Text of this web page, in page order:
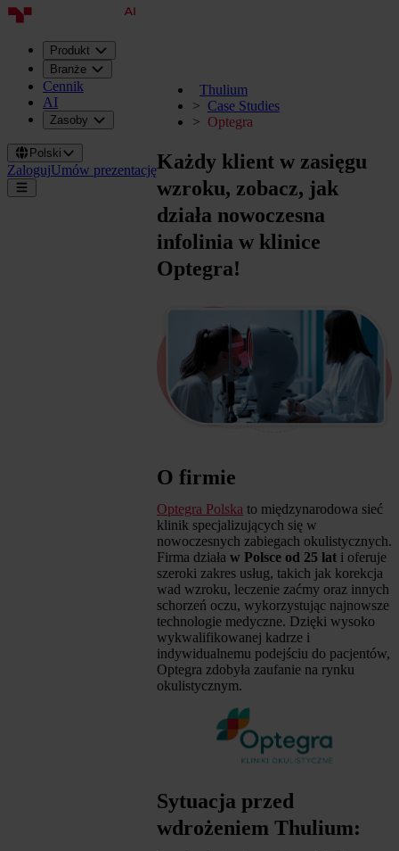
Produkt
Branże
Cennik
AI
Zasoby
Polski
ZalogujUmów prezentację
Thulium
Case Studies
Optegra
Każdy klient w zasięgu
wzroku, zobacz, jak
działa nowoczesna
infolinia w klinice
Optegra!
O firmie
Optegra Polska to międzynarodowa sieć
klinik specjalizujących się w
nowoczesnych zabiegach okulistycznych.
Firma działa w Polsce od 25 lat i oferuje
szeroki zakres usług, takich jak korekcja
wad wzroku, leczenie zaćmy oraz innych
schorzeń oczu, wykorzystując najnowsze
technologie medyczne. Dzięki wysoko
wykwalifikowanej kadrze i
indywidualnemu podejściu do pacjentów,
Optegra zdobyła zaufanie na rynku
okulistycznym.
Sytuacja przed
wdrożeniem Thulium: